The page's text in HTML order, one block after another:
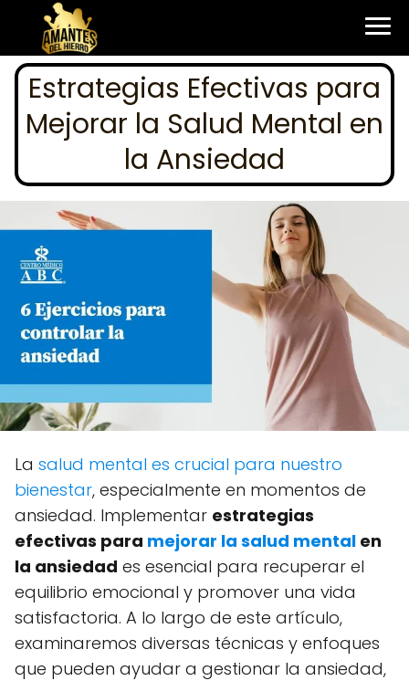
Estrategias Efectivas para
Mejorar la Salud Mental en
la Ansiedad
La salud mental es crucial para nuestro
bienestar, especialmente en momentos de
ansiedad. Implementar estrategias
efectivas para mejorar la salud mental en
la ansiedad es esencial para recuperar el
equilibrio emocional y promover una vida
satisfactoria. A lo largo de este artículo,
examinaremos diversas técnicas y enfoques
que pueden ayudar a gestionar la ansiedad,